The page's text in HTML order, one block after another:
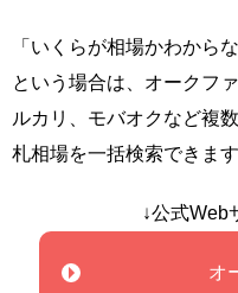
「いくらが相場かわから
という場合は、オークフ
ルカリ、モバオクなど複
札相場を一括検索できま
↓公式Web
オ